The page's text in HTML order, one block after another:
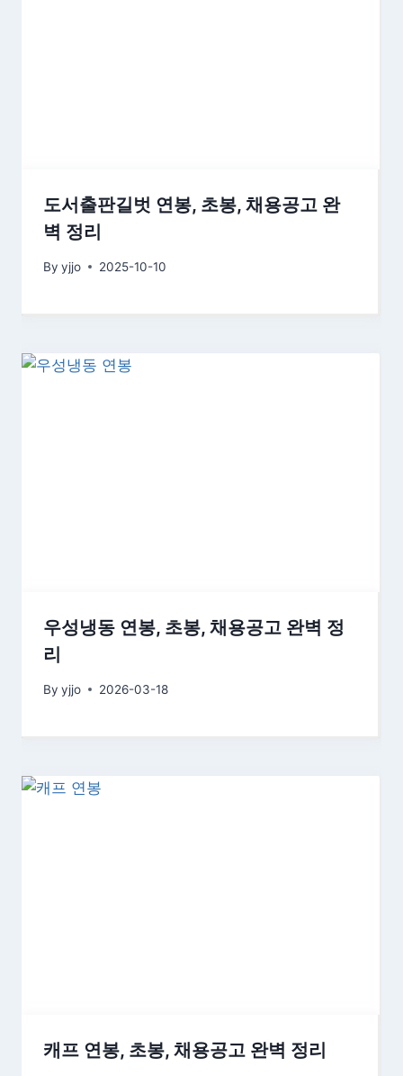
도서출판길벗 연봉, 초봉, 채용공고 완
벽 정리
By yjjo 2025-10-10
우성냉동 연봉, 초봉, 채용공고 완벽 정
리
By yjjo 2026-03-18
캐프 연봉, 초봉, 채용공고 완벽 정리